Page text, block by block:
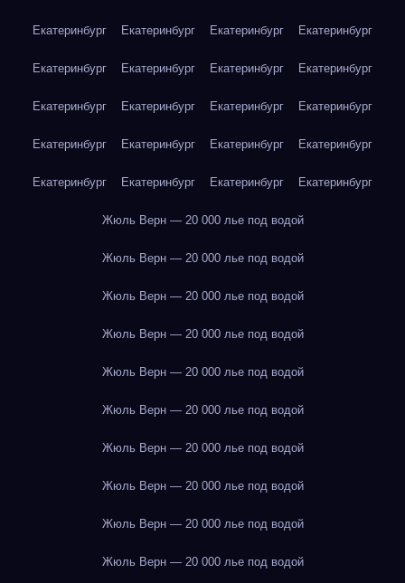
Екатеринбург Екатеринбург Екатеринбург Екатеринбург
Екатеринбург Екатеринбург Екатеринбург Екатеринбург
Екатеринбург Екатеринбург Екатеринбург Екатеринбург
Екатеринбург Екатеринбург Екатеринбург Екатеринбург
Екатеринбург Екатеринбург Екатеринбург Екатеринбург
Жюль Верн — 20 000 лье под водой
Жюль Верн — 20 000 лье под водой
Жюль Верн — 20 000 лье под водой
Жюль Верн — 20 000 лье под водой
Жюль Верн — 20 000 лье под водой
Жюль Верн — 20 000 лье под водой
Жюль Верн — 20 000 лье под водой
Жюль Верн — 20 000 лье под водой
Жюль Верн — 20 000 лье под водой
Жюль Верн — 20 000 лье под водой